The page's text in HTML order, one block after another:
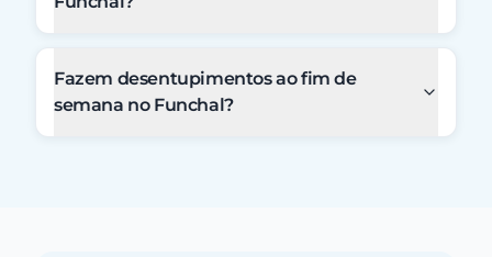
Fazem desentupimentos ao fim de
semana no Funchal?